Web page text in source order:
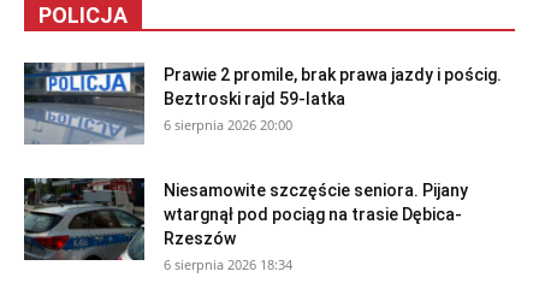
POLICJA
Prawie 2 promile, brak prawa jazdy i pościg.
Beztroski rajd 59-latka
6 sierpnia 2026 20:00
Niesamowite szczęście seniora. Pijany
wtargnął pod pociąg na trasie Dębica-
Rzeszów
6 sierpnia 2026 18:34